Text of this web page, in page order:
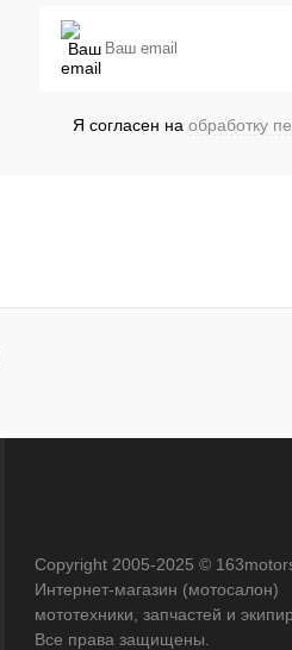
Купить в 1 клик
Я согласен на обработку
Copyright 2005-2025 ©
Интернет-магазин (мотосалон)
мототехники, запчастей и
Все права защищены.